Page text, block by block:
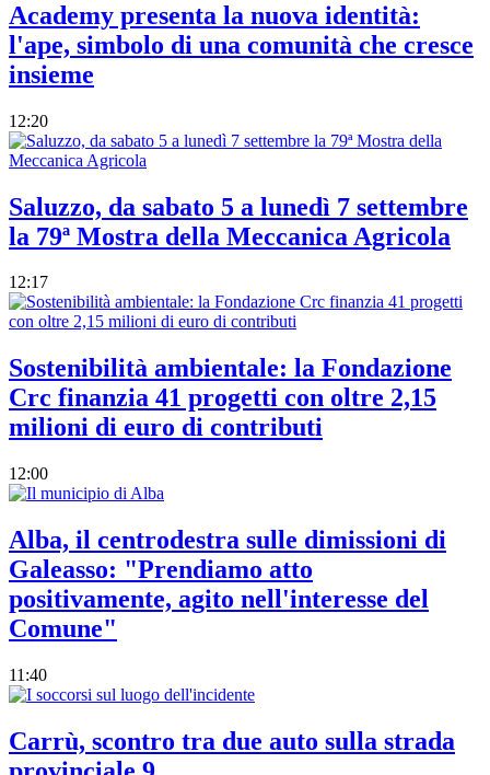
Academy presenta la nuova identità:
l'ape, simbolo di una comunità che cresce
insieme
12:20
Saluzzo, da sabato 5 a lunedì 7 settembre
la 79ª Mostra della Meccanica Agricola
12:17
Sostenibilità ambientale: la Fondazione
Crc finanzia 41 progetti con oltre 2,15
milioni di euro di contributi
12:00
Alba, il centrodestra sulle dimissioni di
Galeasso: "Prendiamo atto
positivamente, agito nell'interesse del
Comune"
11:40
Carrù, scontro tra due auto sulla strada